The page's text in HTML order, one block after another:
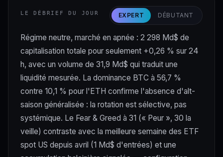
LE DÉBRIEF DU JOUR EXPERT DÉBUTANT
Régime neutre, marché en apnée : 2 298 Md$ de
capitalisation totale pour seulement +0,26 % sur 24
h, avec un volume de 31,9 Md$ qui traduit une
liquidité mesurée. La dominance BTC à 56,7 %
contre 10,1 % pour l'ETH confirme l'absence d'alt-
saison généralisée : la rotation est sélective, pas
systémique. Le Fear & Greed à 31 (« Peur », 30 la
veille) contraste avec la meilleure semaine des ETF
spot US depuis avril (1 Md$ d'entrées) et une